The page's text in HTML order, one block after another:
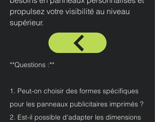
propulsez votre visibilité au niveau
supérieur.
**Questions :**
1. Peut-on choisir des formes spécifiques
pour les panneaux publicitaires imprimés ?
2. Est-il possible d'adapter les dimensions